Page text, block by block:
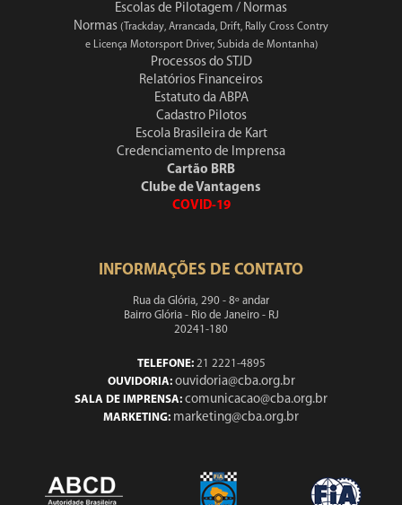
Escolas de Pilotagem / Normas
Normas (Trackday, Arrancada, Drift, Rally Cross Contry
e Licença Motorsport Driver, Subida de Montanha)
Processos do STJD
Relatórios Financeiros
Estatuto da ABPA
Cadastro Pilotos
Escola Brasileira de Kart
Credenciamento de Imprensa
Cartão BRB
Clube de Vantagens
COVID-19
INFORMAÇÕES DE CONTATO
Rua da Glória, 290 - 8º andar
Bairro Glória - Rio de Janeiro - RJ
20241-180
TELEFONE:21 2221-4895
OUVIDORIA: ouvidoria@cba.org.br
SALA DE IMPRENSA: comunicacao@cba.org.br
MARKETING: marketing@cba.org.br